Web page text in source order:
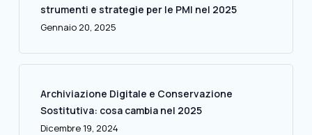
strumenti e strategie per le PMI nel 2025
Gennaio 20, 2025
Archiviazione Digitale e Conservazione
Sostitutiva: cosa cambia nel 2025
Dicembre 19, 2024